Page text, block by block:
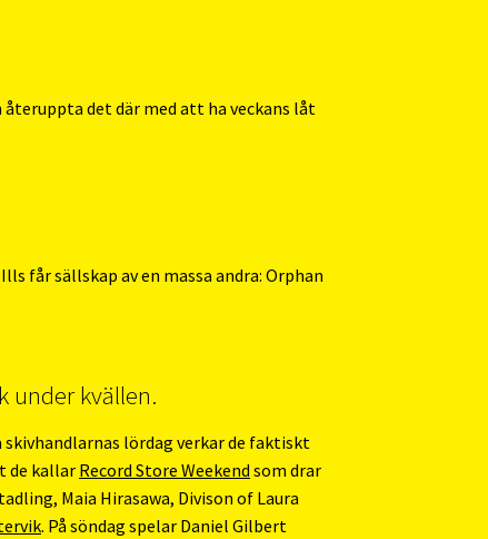
det där med att ha veckans låt
får sällskap av en massa andra: Orphan
under kvällen.
skivhandlarnas lördag verkar de faktiskt
de kallar Record Store Weekend som drar
Maia Hirasawa, Divison of Laura
. På söndag spelar Daniel Gilbert